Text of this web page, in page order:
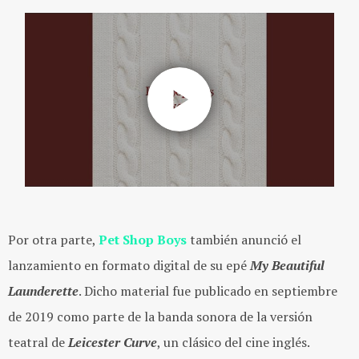
Por otra parte, Pet Shop Boys también anunció el
lanzamiento en formato digital de su epéMy Beautiful
Launderette. Dicho material fue publicado en septiembre
de 2019 como parte de la banda sonora de la versión
teatral deLeicester Curve, un clásico del cine inglés.